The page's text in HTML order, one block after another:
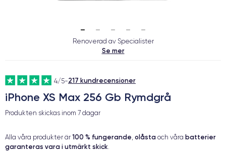
Renoverad av Specialister
Se mer
4/5-217 kundrecensioner
iPhone XS Max 256 Gb Rymdgrå
Produkten skickas inom 7 dagar
Alla våra produkter är 100 % fungerande, olåsta och våra batterier
garanteras vara i utmärkt skick.